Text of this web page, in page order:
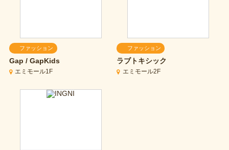
ファッション
Gap / GapKids
エミモール1F
ファッション
ラブトキシック
エミモール2F